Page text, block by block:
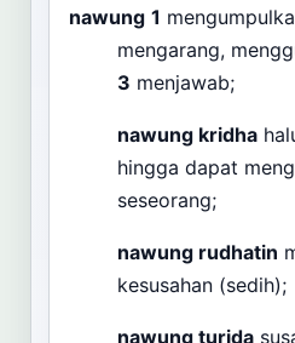
nawung 1
mengarang,
3 menjawab;
nawung kridha
hingga dapat
seseorang;
nawung rudhatin
kesusahan (sedih);
nawung turida